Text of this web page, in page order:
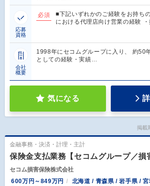
応募
資格
必須
■下記いずれかのご経験をお持ち
における代理店向け営業の経験 ・
会社
概要
1998年にセコムグループに入り、 約50
としての経験・実績…
気になる
掲載
金融事務・決済・計理・主計
保険金支払業務【セコムグループ／損
セコム損害保険株式会社
600万円～849万円
北海道 / 青森県 / 岩手県 /